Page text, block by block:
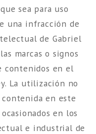
sea para uso
una infracción de
de Gabriel
marcas o signos
contenidos en el
La utilización no
en este
en los
e industrial de